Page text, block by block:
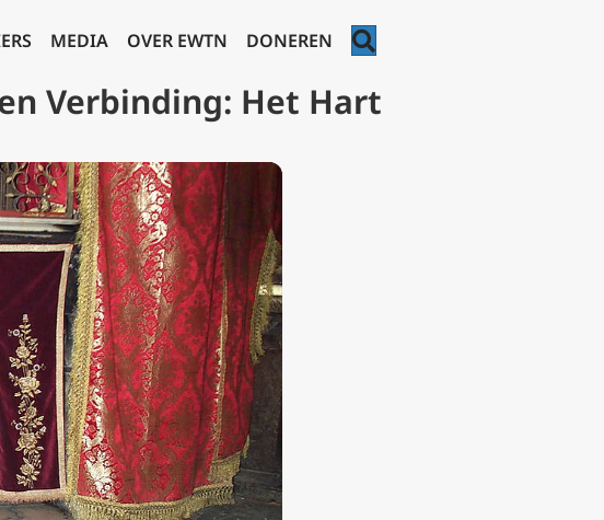
MEDIA OVER EWTN DONEREN
Verbinding: Het Hart